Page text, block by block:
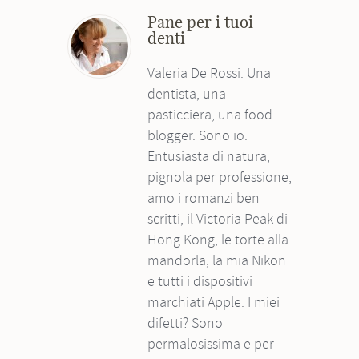
Pane per i tuoi
denti
Valeria De Rossi. Una
dentista, una
pasticciera, una food
blogger. Sono io.
Entusiasta di natura,
pignola per professione,
amo i romanzi ben
scritti, il Victoria Peak di
Hong Kong, le torte alla
mandorla, la mia Nikon
e tutti i dispositivi
marchiati Apple. I miei
difetti? Sono
permalosissima e per